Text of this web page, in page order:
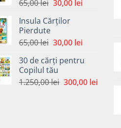
65,00lei Prețul
a
65,00 lei.
30,00 leiPrețul
Insula Cărților
Pierdute
65,00lei Prețul
a
fost:
65,00 lei.
30,00 leiPrețul
este:
30 de cărți pentru
Copilul tău
1.250,00lei Prețul
300,00 leiPrețul